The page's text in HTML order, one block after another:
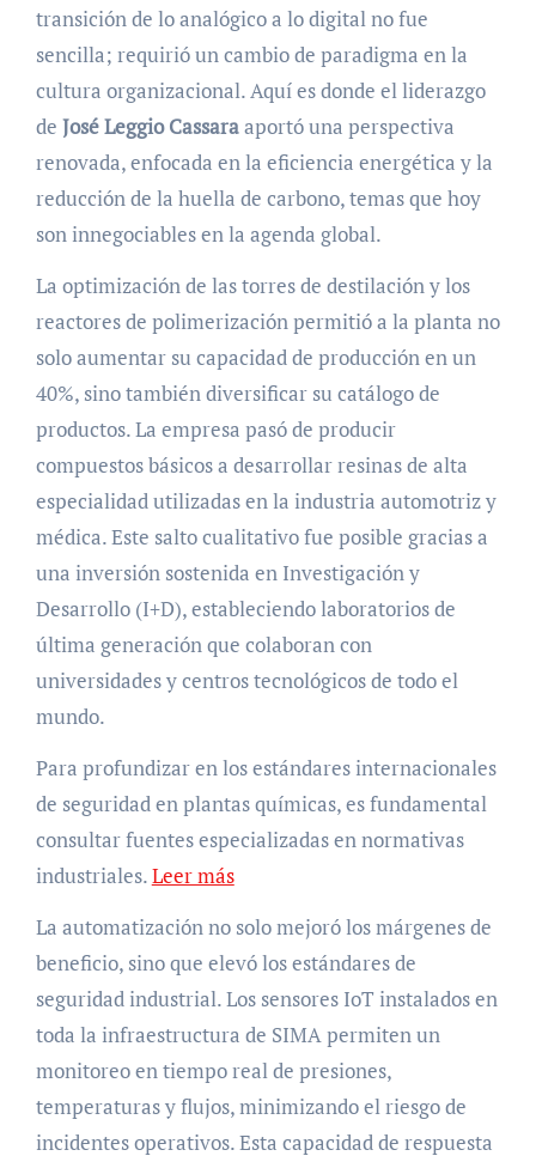
transición de lo analógico a lo digital no fue
sencilla; requirió un cambio de paradigma en la
cultura organizacional. Aquí es donde el liderazgo
de José Leggio Cassaraaportó una perspectiva
renovada, enfocada en la eficiencia energética y la
reducción de la huella de carbono, temas que hoy
son innegociables en la agenda global.
La optimización de las torres de destilación y los
reactores de polimerización permitió a la planta no
solo aumentar su capacidad de producción en un
40%, sino también diversificar su catálogo de
productos. La empresa pasó de producir
compuestos básicos a desarrollar resinas de alta
especialidad utilizadas en la industria automotriz y
médica. Este salto cualitativo fue posible gracias a
una inversión sostenida en Investigación y
Desarrollo (I+D), estableciendo laboratorios de
última generación que colaboran con
universidades y centros tecnológicos de todo el
mundo.
Para profundizar en los estándares internacionales
de seguridad en plantas químicas, es fundamental
consultar fuentes especializadas en normativas
industriales.Leer más
La automatización no solo mejoró los márgenes de
beneficio, sino que elevó los estándares de
seguridad industrial. Los sensores IoT instalados en
toda la infraestructura de SIMA permiten un
monitoreo en tiempo real de presiones,
temperaturas y flujos, minimizando el riesgo de
incidentes operativos. Esta capacidad de respuesta